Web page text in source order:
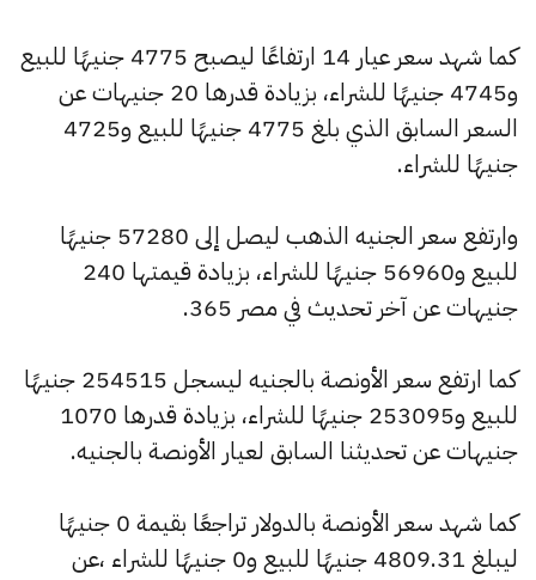
كما شهد سعر عيار 14 ارتفاعًا ليصبح 4775 جنيهًا للبيع
و4745 جنيهًا للشراء، بزيادة قدرها 20 جنيهات عن
السعر السابق الذي بلغ 4775 جنيهًا للبيع و4725
جنيهًا للشراء.
وارتفع سعر الجنيه الذهب ليصل إلى 57280 جنيهًا
للبيع و56960 جنيهًا للشراء، بزيادة قيمتها 240
جنيهات عن آخر تحديث في مصر 365.
كما ارتفع سعر الأونصة بالجنيه ليسجل 254515 جنيهًا
للبيع و253095 جنيهًا للشراء، بزيادة قدرها 1070
جنيهات عن تحديثنا السابق لعيار الأونصة بالجنيه.
كما شهد سعر الأونصة بالدولار تراجعًا بقيمة 0 جنيهًا
ليبلغ 4809.31 جنيهًا للبيع و0 جنيهًا للشراء ،عن